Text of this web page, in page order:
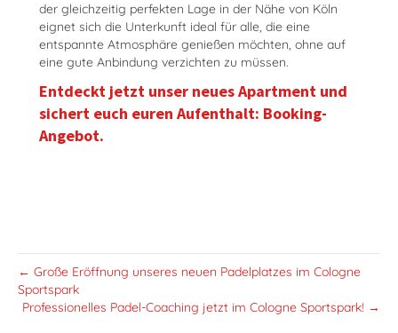
der gleichzeitig perfekten Lage in der Nähe von Köln
eignet sich die Unterkunft ideal für alle, die eine
entspannte Atmosphäre genießen möchten, ohne auf
eine gute Anbindung verzichten zu müssen.
Entdeckt jetzt unser neues Apartment und
sichert euch euren Aufenthalt: Booking-
Angebot.
← Große Eröffnung unseres neuen Padelplatzes im Cologne
Sportspark
Professionelles Padel-Coaching jetzt im Cologne Sportspark! →